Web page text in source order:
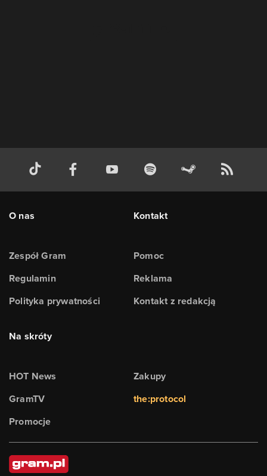
O nas
Zespół Gram
Regulamin
Polityka prywatności
Kontakt
Pomoc
Reklama
Kontakt z redakcją
Na skróty
HOT News
GramTV
Promocje
Zakupy
the:protocol